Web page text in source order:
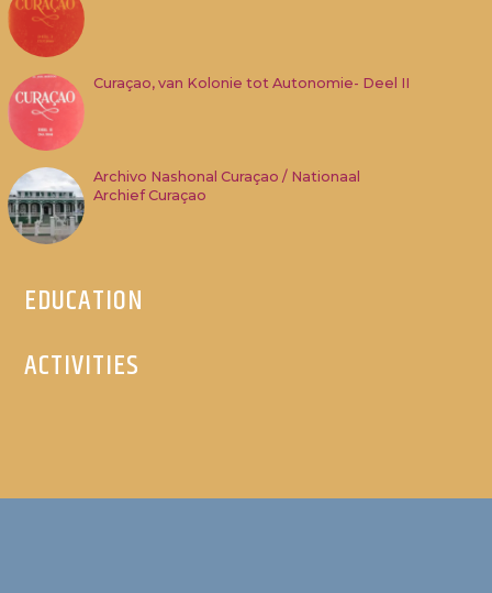
Curaçao, van Kolonie tot Autonomie- Deel II
Archivo Nashonal Curaçao / Nationaal
Archief Curaçao
EDUCATION
ACTIVITIES